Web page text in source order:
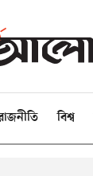
বিশ্ব